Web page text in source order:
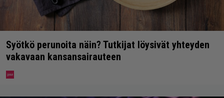
Syötkö perunoita näin? Tutkijat löysivät yhteyden
vakavaan kansansairauteen